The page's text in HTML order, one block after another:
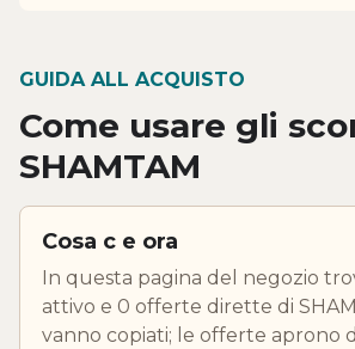
GUIDA ALL ACQUISTO
Come usare gli
SHAMTAM
Cosa c e ora
In questa pagina del negozio
attivo e 0 offerte dirette di
vanno copiati; le offerte aprono